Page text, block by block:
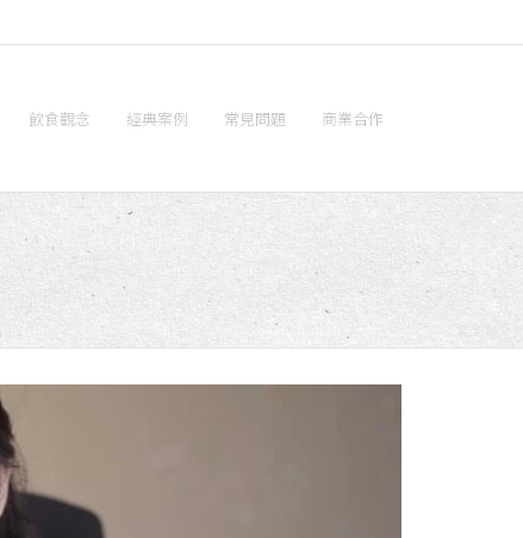
飲食觀念 經典案例 常見問題 商業合作